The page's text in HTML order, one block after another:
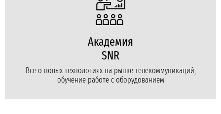
Академия
SNR
Все о новых технологиях на рынке телекоммуникаций,
обучение работе с оборудованием